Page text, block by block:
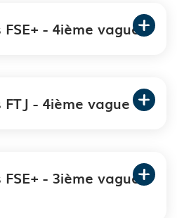
- 4ième vague
- 4ième vague
- 3ième vague